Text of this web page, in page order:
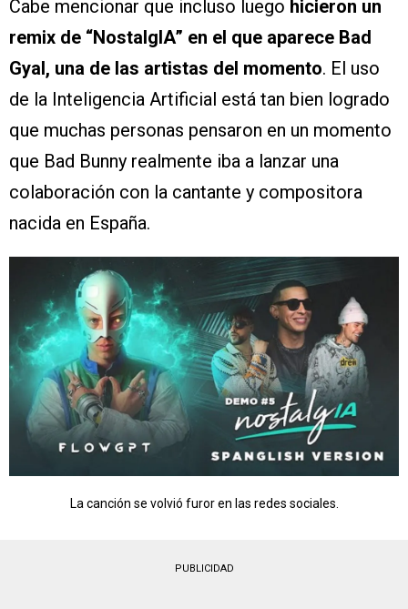
Cabe mencionar que incluso luego hicieron un
remix de “NostalgIA” en el que aparece Bad
Gyal, una de las artistas del momento. El uso
de la Inteligencia Artificial está tan bien logrado
que muchas personas pensaron en un momento
que Bad Bunny realmente iba a lanzar una
colaboración con la cantante y compositora
nacida en España.
La canción se volvió furor en las redes sociales.
PUBLICIDAD